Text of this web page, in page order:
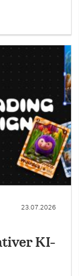
23.07.2026
KI-